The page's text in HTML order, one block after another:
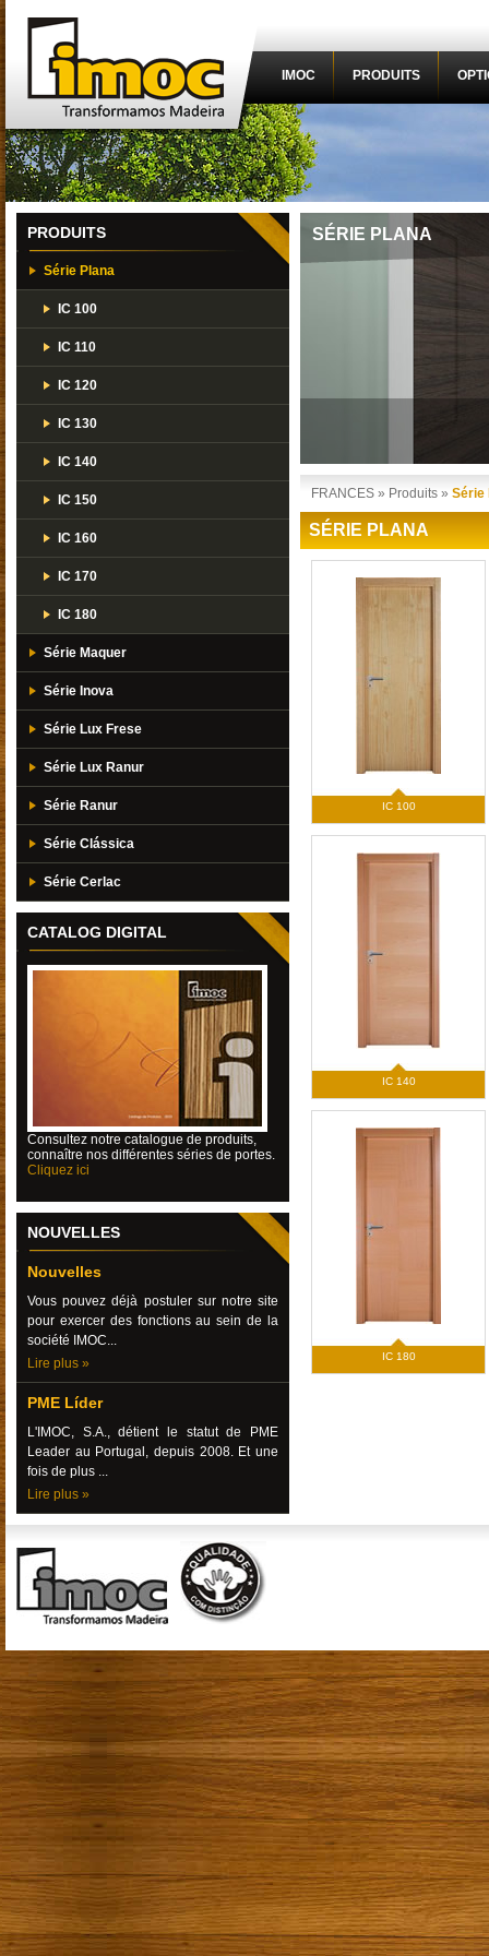
IMOC PRODUITS
PRODUITS
Série Plana
IC 100
IC 110
IC 120
IC 130
IC 140
IC 150
IC 160
IC 170
IC 180
Série Maquer
Série Inova
Série Lux Frese
Série Lux Ranur
Série Ranur
Série Clássica
Série Cerlac
CATALOG DIGITAL
Consultez notre catalogue de produits,
connaître nos différentes séries de portes.
Cliquez ici
NOUVELLES
Nouvelles
Vous pouvez déjà postuler sur notre site
pour exercer des fonctions au sein de la
société IMOC...
Lire plus »
PME Líder
L'IMOC, S.A., détient le statut de PME
Leader au Portugal, depuis 2008. Et une
fois de plus ...
Lire plus »
SÉRIE PLANA
FRANCES » Produits » Série
SÉRIE PLANA
IC 100
IC 140
IC 180